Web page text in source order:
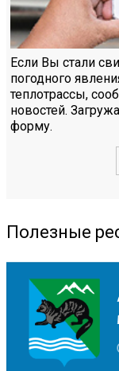
Если Вы стали
погодного
теплотрассы,
новостей.
форму.
Полезные